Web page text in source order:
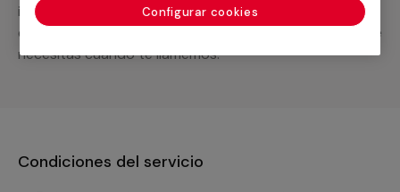
incluyendo todo lo que necesites: materiales,
equipamientos, electrodomésticos, etc. Cuéntanos que
necesitas cuando te llamemos.
Condiciones del servicio
Configurar cookies